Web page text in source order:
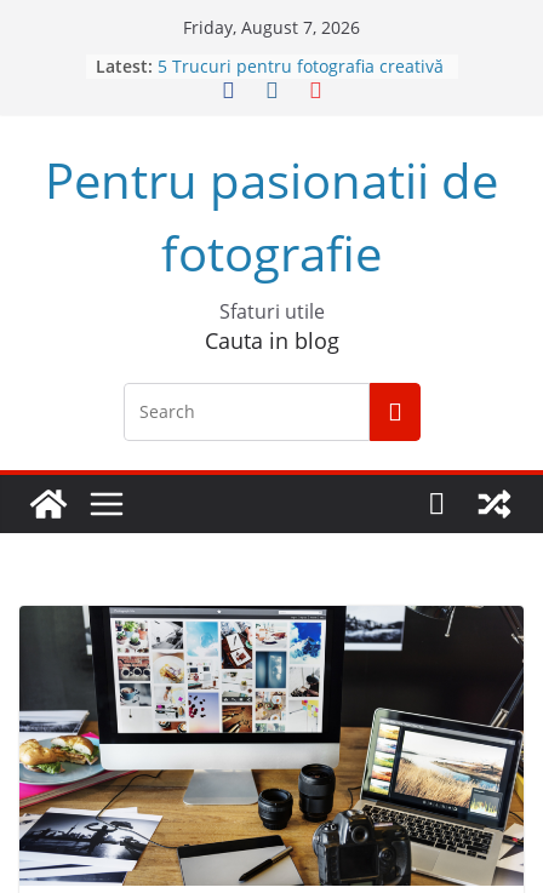
Friday, August 7, 2026
Latest:
4 sfaturi pentru cele mai bune
fotografii spontane
5 Trucuri pentru fotografia creativă
Cum să începi un podcast de
succes
Descoperă Sony ZV-E1, prima
cameră full frame pentru vlog
Pentru pasionatii de
fotografie
Sfaturi utile
Cauta in blog